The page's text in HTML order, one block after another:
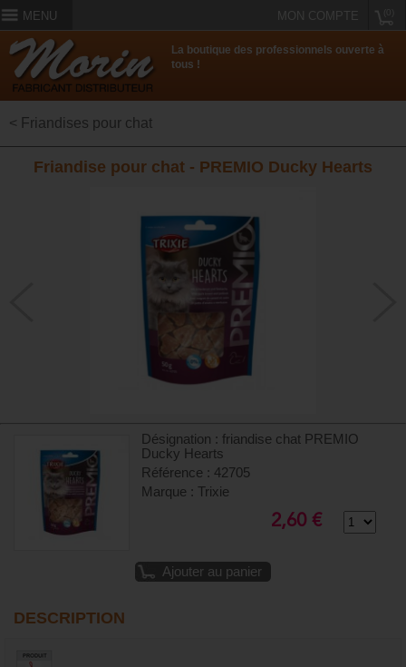
MENU MON COMPTE
La boutique des professionnels ouverte à
tous !
< Friandises pour chat
Friandise pour chat - PREMIO Ducky Hearts
Désignation : friandise chat PREMIO
Ducky Hearts
Référence : 42705
Marque : Trixie
2,60 €
Ajouter au panier
DESCRIPTION